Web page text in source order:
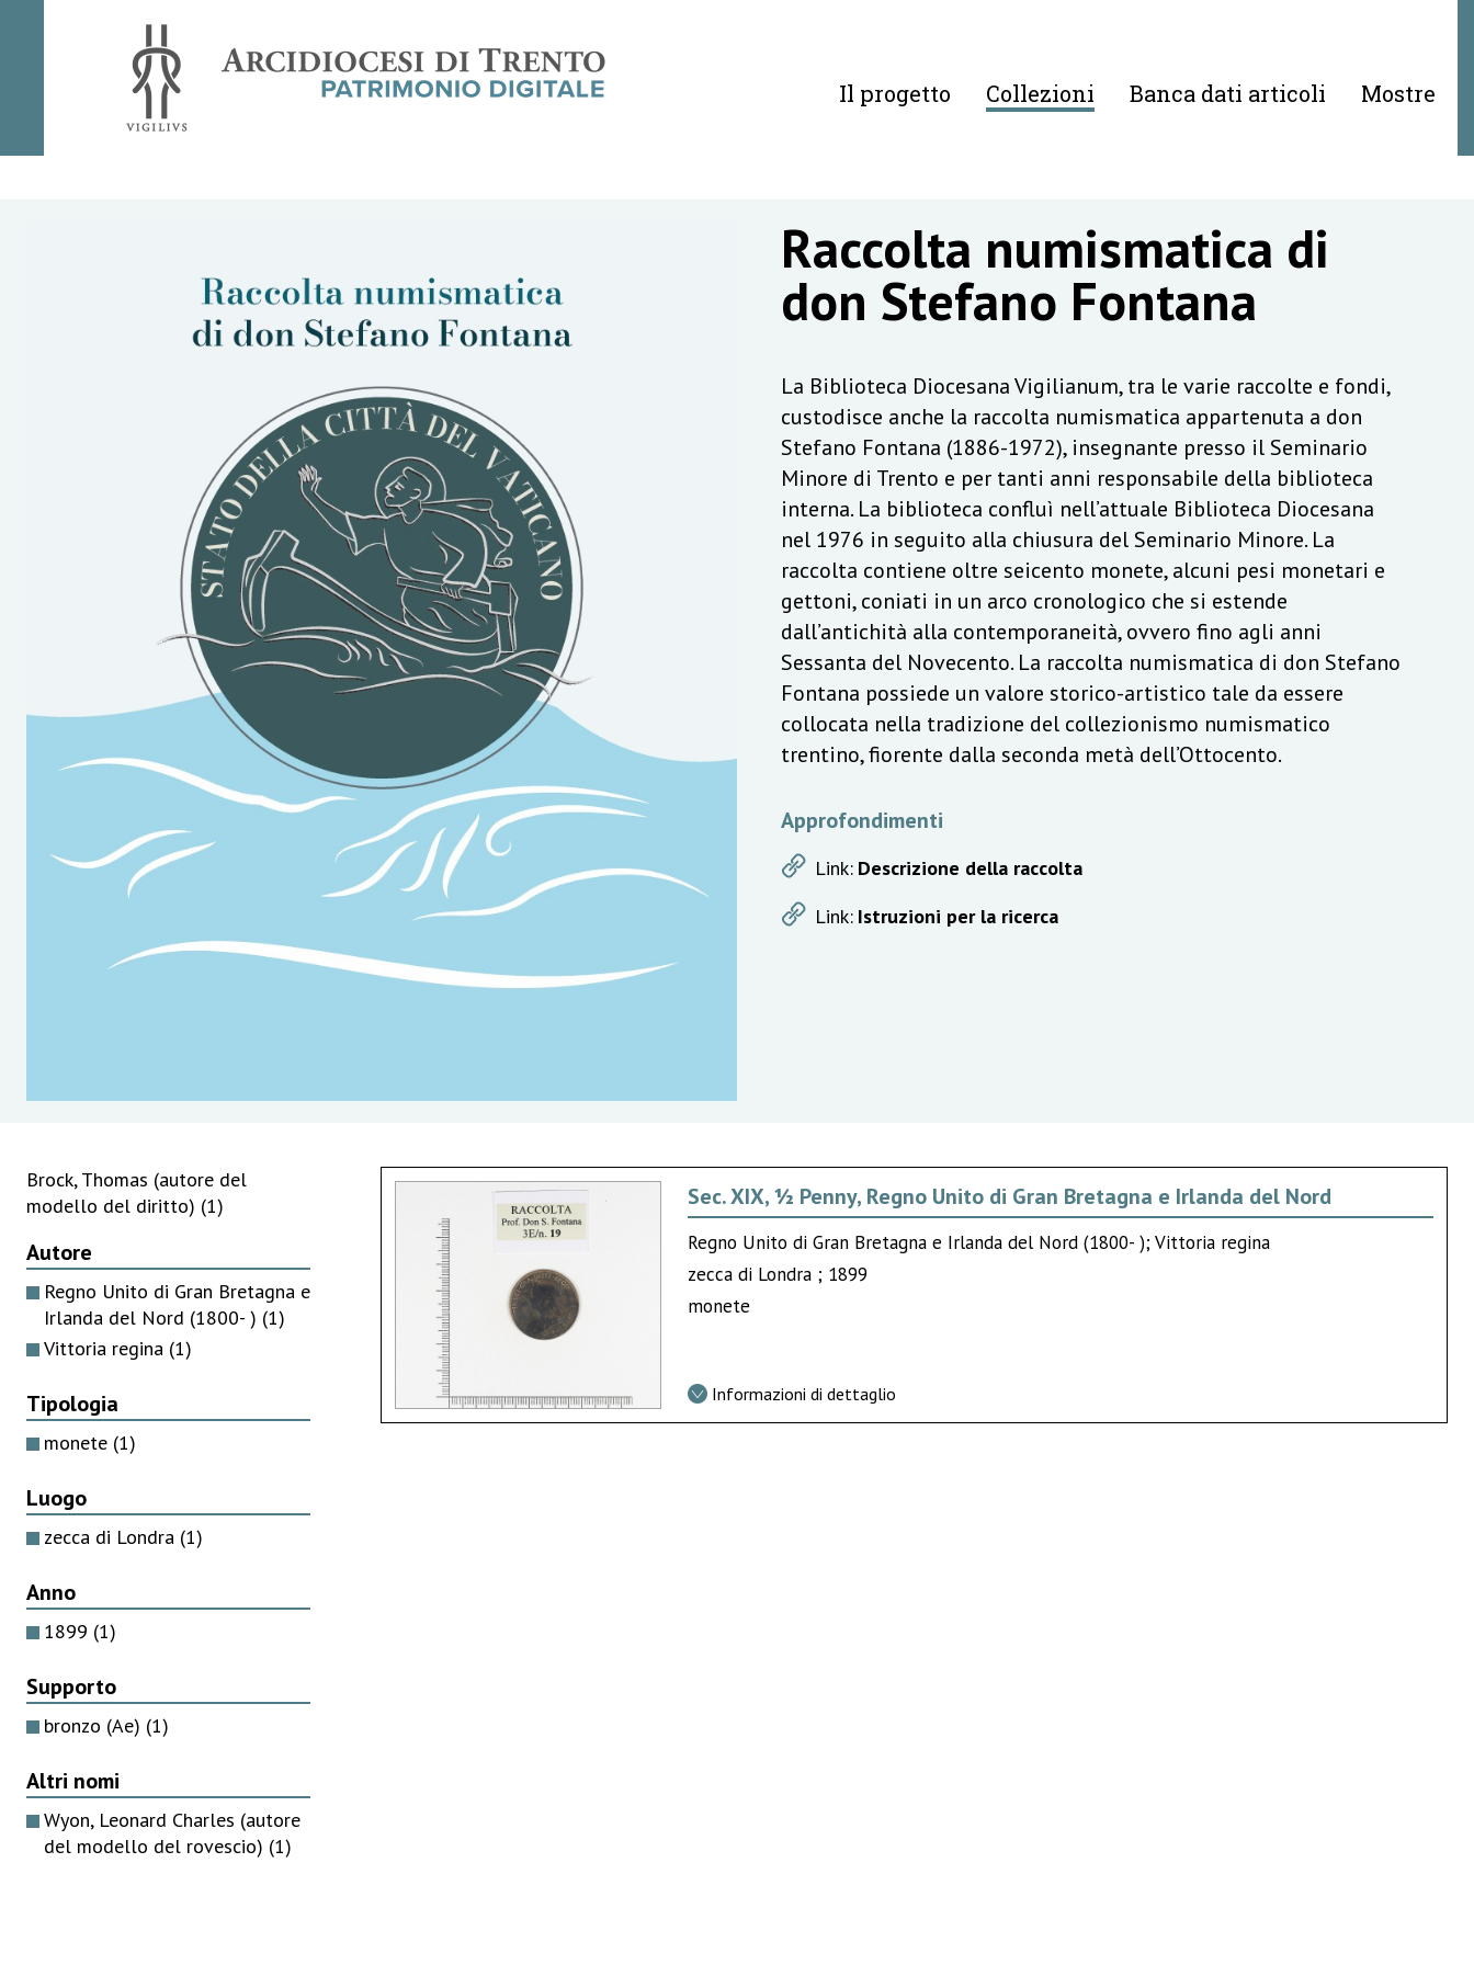
Il progetto Collezioni Banca dati articoli Mostre
Raccolta numismatica di
don Stefano Fontana
La Biblioteca Diocesana Vigilianum, tra le varie raccolte e fondi,
custodisce anche la raccolta numismatica appartenuta a don
Stefano Fontana (1886-1972), insegnante presso il Seminario
Minore di Trento e per tanti anni responsabile della biblioteca
interna. La biblioteca confluì nell’attuale Biblioteca Diocesana
nel 1976 in seguito alla chiusura del Seminario Minore. La
raccolta contiene oltre seicento monete, alcuni pesi monetari e
gettoni, coniati in un arco cronologico che si estende
dall’antichità alla contemporaneità, ovvero fino agli anni
Sessanta del Novecento. La raccolta numismatica di don Stefano
Fontana possiede un valore storico-artistico tale da essere
collocata nella tradizione del collezionismo numismatico
trentino, fiorente dalla seconda metà dell’Ottocento.
Approfondimenti
Link: Descrizione della raccolta
Link: Istruzioni per la ricerca
Brock, Thomas (autore del
modello del diritto) (1)
Autore
Regno Unito di Gran Bretagna e
Irlanda del Nord (1800- ) (1)
Vittoria regina (1)
Tipologia
monete (1)
Luogo
zecca di Londra (1)
Anno
1899 (1)
Supporto
bronzo (Ae) (1)
Altri nomi
Wyon, Leonard Charles (autore
del modello del rovescio) (1)
Sec. XIX, ½ Penny, Regno Unito di Gran Bretagna e Irlanda del Nord
Regno Unito di Gran Bretagna e Irlanda del Nord (1800- ); Vittoria regina
zecca di Londra ; 1899
monete
Informazioni di dettaglio